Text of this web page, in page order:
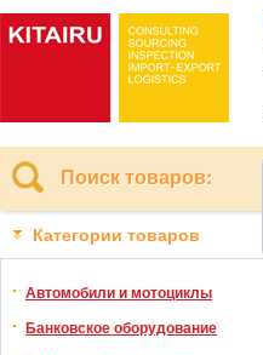
Поиск товаров:
Категории товаров
Автомобили и мотоциклы
Банковское оборудование